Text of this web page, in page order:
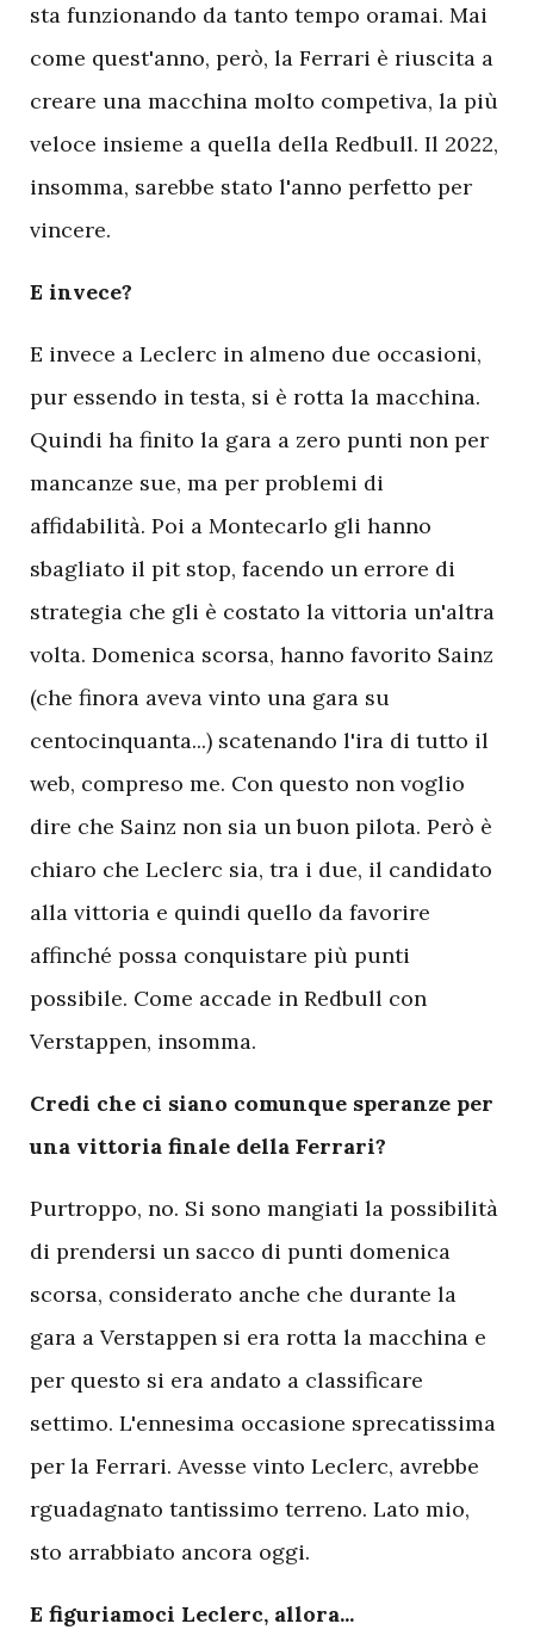
sta funzionando da tanto tempo oramai. Mai
come quest'anno, però, la Ferrari è riuscita a
creare una macchina molto competiva, la più
veloce insieme a quella della Redbull. Il 2022,
insomma, sarebbe stato l'anno perfetto per
vincere.
E invece?
E invece a Leclerc in almeno due occasioni,
pur essendo in testa, si è rotta la macchina.
Quindi ha finito la gara a zero punti non per
mancanze sue, ma per problemi di
affidabilità. Poi a Montecarlo gli hanno
sbagliato il pit stop, facendo un errore di
strategia che gli è costato la vittoria un'altra
volta. Domenica scorsa, hanno favorito Sainz
(che finora aveva vinto una gara su
centocinquanta...) scatenando l'ira di tutto il
web, compreso me. Con questo non voglio
dire che Sainz non sia un buon pilota. Però è
chiaro che Leclerc sia, tra i due, il candidato
alla vittoria e quindi quello da favorire
affinché possa conquistare più punti
possibile. Come accade in Redbull con
Verstappen, insomma.
Credi che ci siano comunque speranze per
una vittoria finale della Ferrari?
Purtroppo, no. Si sono mangiati la possibilità
di prendersi un sacco di punti domenica
scorsa, considerato anche che durante la
gara a Verstappen si era rotta la macchina e
per questo si era andato a classificare
settimo. L'ennesima occasione sprecatissima
per la Ferrari. Avesse vinto Leclerc, avrebbe
rguadagnato tantissimo terreno. Lato mio,
sto arrabbiato ancora oggi.
E figuriamoci Leclerc, allora...